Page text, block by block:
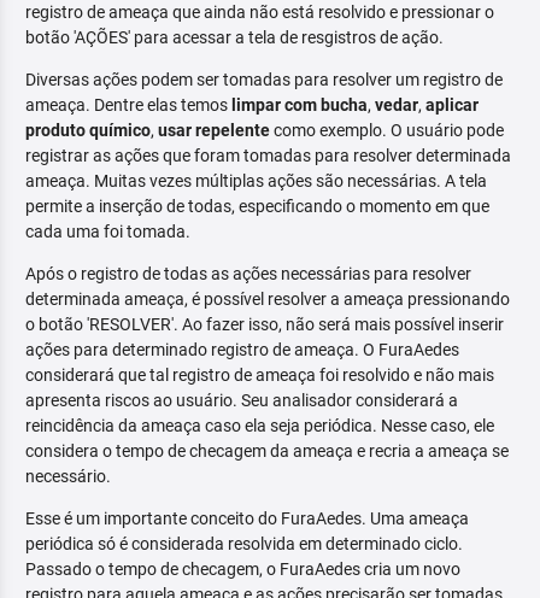
registro de ameaça que ainda não está resolvido e pressionar o
botão 'AÇÕES' para acessar a tela de resgistros de ação.
Diversas ações podem ser tomadas para resolver um registro de
ameaça. Dentre elas temos limpar com bucha, vedar, aplicar
produto químico, usar repelentecomo exemplo. O usuário pode
registrar as ações que foram tomadas para resolver determinada
ameaça. Muitas vezes múltiplas ações são necessárias. A tela
permite a inserção de todas, especificando o momento em que
cada uma foi tomada.
Após o registro de todas as ações necessárias para resolver
determinada ameaça, é possível resolver a ameaça pressionando
o botão 'RESOLVER'. Ao fazer isso, não será mais possível inserir
ações para determinado registro de ameaça. O FuraAedes
considerará que tal registro de ameaça foi resolvido e não mais
apresenta riscos ao usuário. Seu analisador considerará a
reincidência da ameaça caso ela seja periódica. Nesse caso, ele
considera o tempo de checagem da ameaça e recria a ameaça se
necessário.
Esse é um importante conceito do FuraAedes. Uma ameaça
periódica só é considerada resolvida em determinado ciclo.
Passado o tempo de checagem, o FuraAedes cria um novo